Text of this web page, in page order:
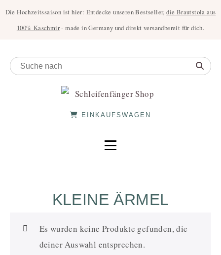
Die Hochzeitssaison ist hier: Entdecke unseren Bestseller,die Brautstola aus
100% Kaschmir- made in Germany und direkt versandbereit für dich.
EINKAUFSWAGEN
KLEINE ÄRMEL
Es wurden keine Produkte gefunden, die
deiner Auswahl entsprechen.